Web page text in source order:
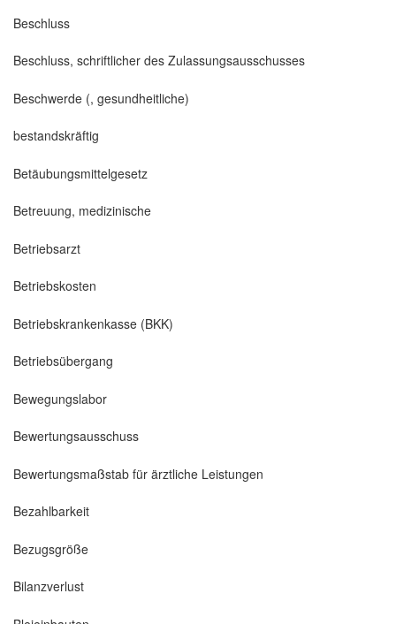
Beschluss
Beschluss, schriftlicher des Zulassungsausschusses
Beschwerde (, gesundheitliche)
bestandskräftig
Betäubungsmittelgesetz
Betreuung, medizinische
Betriebsarzt
Betriebskosten
Betriebskrankenkasse (BKK)
Betriebsübergang
Bewegungslabor
Bewertungsausschuss
Bewertungsmaßstab für ärztliche Leistungen
Bezahlbarkeit
Bezugsgröße
Bilanzverlust